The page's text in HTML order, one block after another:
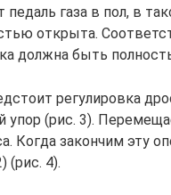
газа в пол, в
открыта.
должна быть
регулировка
(рис. 3).
Когда закончим эту
(рис. 4).